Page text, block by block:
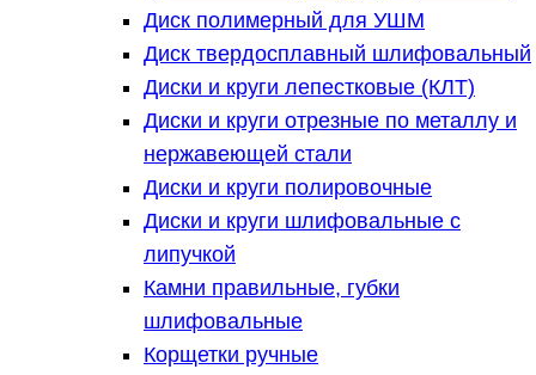
Диск полимерный для УШМ
Диск твердосплавный шлифовальный
Диски и круги лепестковые (КЛТ)
Диски и круги отрезные по металлу и
нержавеющей стали
Диски и круги полировочные
Диски и круги шлифовальные с
липучкой
Камни правильные, губки
шлифовальные
Корщетки ручные